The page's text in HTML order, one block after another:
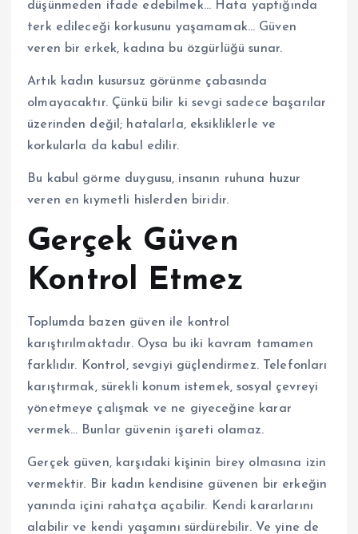
düşünmeden ifade edebilmek… Hata yaptığında
terk edileceği korkusunu yaşamamak… Güven
veren bir erkek, kadına bu özgürlüğü sunar.
Artık kadın kusursuz görünme çabasında
olmayacaktır. Çünkü bilir ki sevgi sadece başarılar
üzerinden değil; hatalarla, eksikliklerle ve
korkularla da kabul edilir.
Bu kabul görme duygusu, insanın ruhuna huzur
veren en kıymetli hislerden biridir.
Gerçek Güven
Kontrol Etmez
Toplumda bazen güven ile kontrol
karıştırılmaktadır. Oysa bu iki kavram tamamen
farklıdır. Kontrol, sevgiyi güçlendirmez. Telefonları
karıştırmak, sürekli konum istemek, sosyal çevreyi
yönetmeye çalışmak ve ne giyeceğine karar
vermek… Bunlar güvenin işareti olamaz.
Gerçek güven, karşıdaki kişinin birey olmasına izin
vermektir. Bir kadın kendisine güvenen bir erkeğin
yanında içini rahatça açabilir. Kendi kararlarını
alabilir ve kendi yaşamını sürdürebilir. Ve yine de